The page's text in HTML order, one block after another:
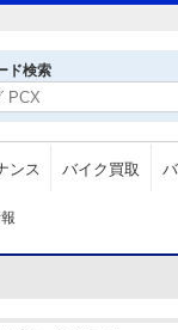
ド検索
ンス バイク買取